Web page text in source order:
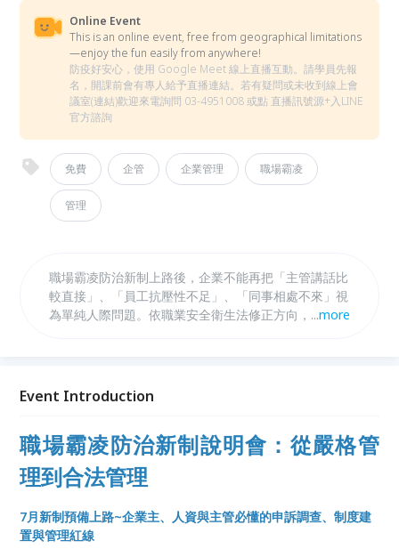
Online Event
This is an online event, free from geographical limitations
—enjoy the fun easily from anywhere!
防疫好安心，使用 Google Meet 線上直播互動。請學員先報
名，開課前會有專人給予直播連結。若有疑問或未收到線上會
議室(連結)歡迎來電詢問 03-4951008 或點 直播訊號源+入LINE
官方諮詢
免費 企管 企業管理 職場霸凌
管理
職場霸凌防治新制上路後，企業不能再把「主管講話比
較直接」、「員工抗壓性不足」、「同事相處不來」視
為單純人際問題。依職業安全衛生法修正方向，職場霸
查、裁罰、商譽損害與管理信任危機...
...more
Event Introduction
職場霸凌防治新制說明會：從嚴格管
理到合法管理
7月新制預備上路~企業主、人資與主管必懂的申訴調查、制度建
置與管理紅線